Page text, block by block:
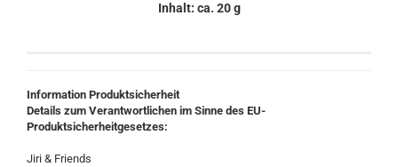
Inhalt: ca. 20 g
Information Produktsicherheit
Details zum Verantwortlichen im Sinne des EU-
Produktsicherheitgesetzes:
Jiri & Friends